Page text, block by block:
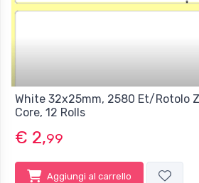
White 32x25mm, 2580 Et/Rotolo
Core, 12 Rolls
€ 2,99
Aggiungi al carrello